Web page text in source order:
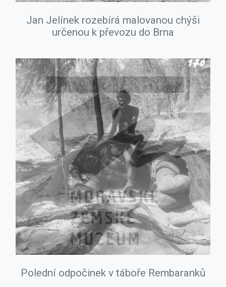
Jan Jelínek rozebírá malovanou chýši
určenou k převozu do Brna
Polední odpočinek v táboře Rembaranků